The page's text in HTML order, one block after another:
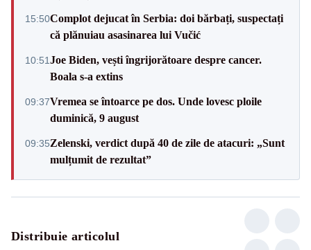
15:50Complot dejucat în Serbia: doi bărbați, suspectați
că plănuiau asasinarea lui Vučić
10:51Joe Biden, vești îngrijorătoare despre cancer.
Boala s-a extins
09:37Vremea se întoarce pe dos. Unde lovesc ploile
duminică, 9 august
09:35Zelenski, verdict după 40 de zile de atacuri: „Sunt
mulțumit de rezultat”
Distribuie articolul